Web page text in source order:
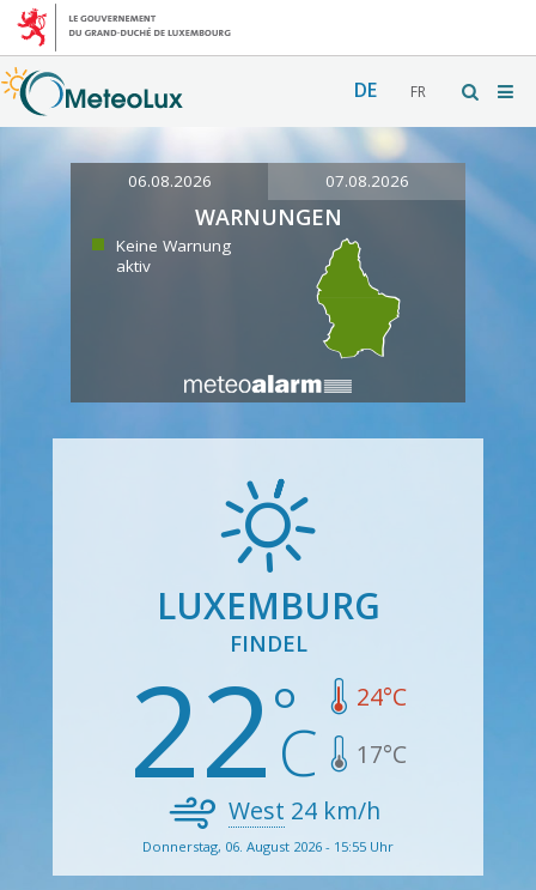
DE FR
06.08.2026 07.08.2026
WARNUNGEN
Keine Warnung
aktiv
LUXEMBURG
FINDEL
22 24°C
17°C
West 24 km/h
Donnerstag, 06. August 2026 - 15:55 Uhr